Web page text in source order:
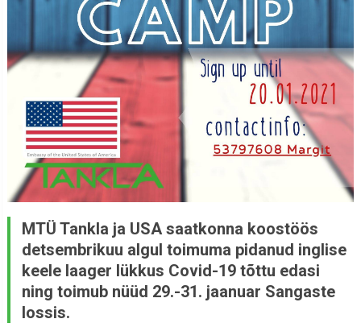
MTÜ Tankla ja USA saatkonna koostöös
detsembrikuu algul toimuma pidanud inglise
keele laager lükkus Covid-19 tõttu edasi
ning toimub nüüd 29.-31. jaanuar Sangaste
lossis.